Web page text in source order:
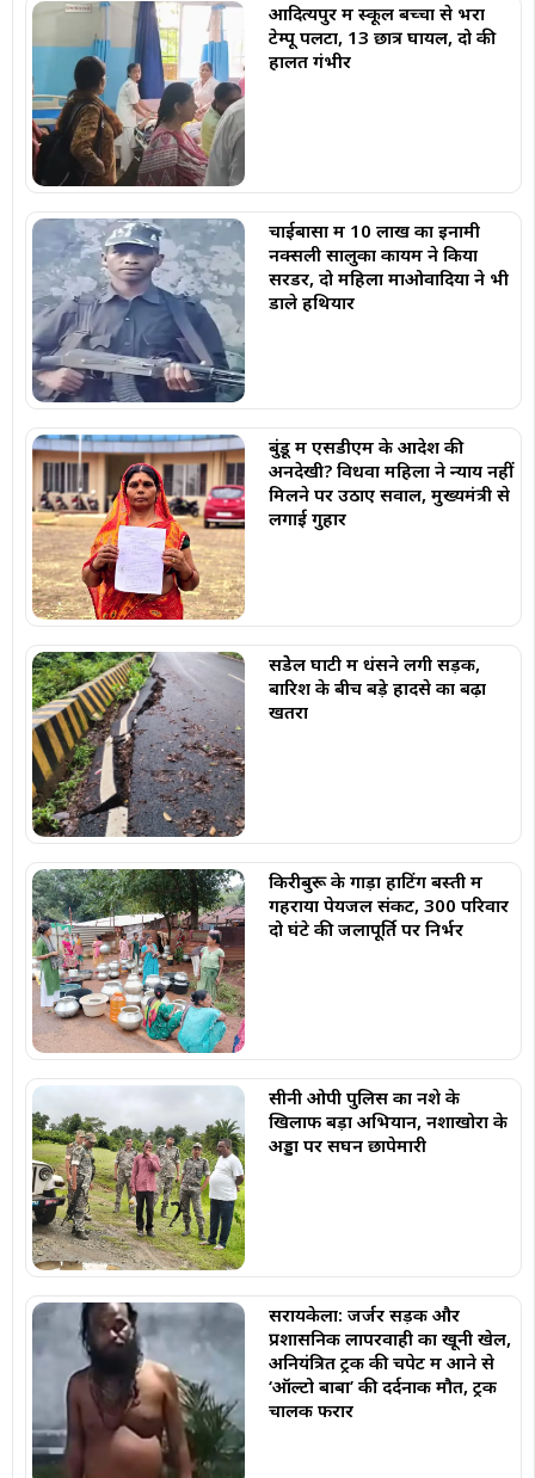
आदित्यपुर में स्कूल बच्चों से भरा
टेम्पू पलटा, 13 छात्र घायल, दो की
हालत गंभीर
चाईबासा में 10 लाख का इनामी
नक्सली सालुका कायम ने किया
सरेंडर, दो महिला माओवादियों ने भी
डाले हथियार
बुंडू में एसडीएम के आदेश की
अनदेखी? विधवा महिला ने न्याय नहीं
मिलने पर उठाए सवाल, मुख्यमंत्री से
लगाई गुहार
सेंडेेल घाटी में धंसने लगी सड़क,
बारिश के बीच बड़े हादसे का बढ़ा
खतरा
किरीबुरू के गाड़ा हाटिंग बस्ती में
गहराया पेयजल संकट, 300 परिवार
दो घंटे की जलापूर्ति पर निर्भर
सीनी ओपी पुलिस का नशे के
खिलाफ बड़ा अभियान, नशाखोरों के
अड्डों पर सघन छापेमारी
सरायकेला: जर्जर सड़क और
प्रशासनिक लापरवाही का खूनी खेल,
अनियंत्रित ट्रक की चपेट में आने से
‘ऑल्टो बाबा’ की दर्दनाक मौत, ट्रक
चालक फरार